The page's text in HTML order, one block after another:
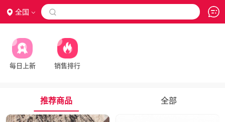
全国 
每日上新 销售排行
推荐商品 全部